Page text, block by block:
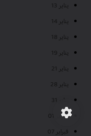
يناير 13
يناير 14
يناير 18
يناير 19
يناير 21
يناير 28
يناير 31
فبراير 01
فبراير 07